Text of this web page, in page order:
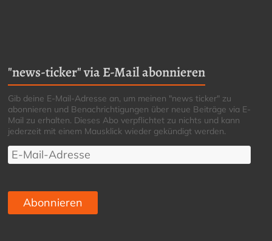
"news-ticker" via E-Mail abonnieren
Gib deine E-Mail-Adresse an, um meinen "news ticker" zu
abonnieren und Benachrichtigungen über neue Beiträge via E-
Mail zu erhalten. Dieses Abo verpflichtet zu nichts und kann
jederzeit mit einem Mausklick wieder gekündigt werden.
E-
Mail-
Abonnieren